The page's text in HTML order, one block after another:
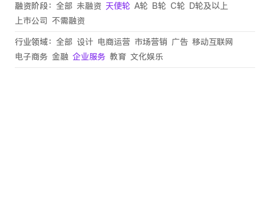
融资阶段： 全部 未融资 天使轮 A轮 B轮 C轮 D轮及以上
上市公司 不需融资
行业领域： 全部 设计 电商运营 市场营销 广告 移动互联网
电子商务 金融 企业服务 教育 文化娱乐